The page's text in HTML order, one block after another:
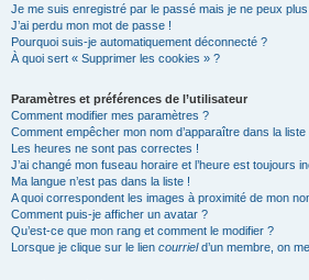
Je me suis enregistré par le passé mais je ne peux
J’ai perdu mon mot de passe !
Pourquoi suis-je automatiquement déconnecté ?
À quoi sert « Supprimer les cookies » ?
Paramètres et préférences de l’utilisateur
Comment modifier mes paramètres ?
Comment empêcher mon nom d’apparaître dans la
Les heures ne sont pas correctes !
J’ai changé mon fuseau horaire et l’heure est toujours
Ma langue n’est pas dans la liste !
A quoi correspondent les images à proximité de mon
Comment puis-je afficher un avatar ?
Qu’est-ce que mon rang et comment le modifier ?
Lorsque je clique sur le lien courrield’un membre, on